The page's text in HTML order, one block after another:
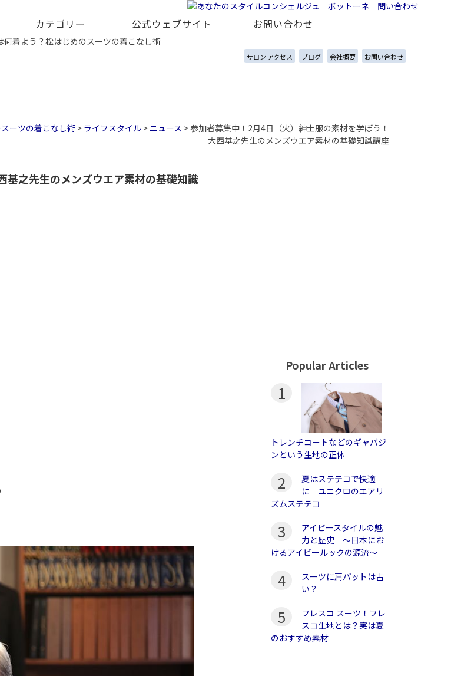
カテゴリー 公式ウェブサイト お問い合わせ
サロン アクセス ブログ 会社概要 お問い合わせ
ーツの着こなし術 > ライフスタイル > ニュース >参加者募集中！2月4日（火）紳士服の素材を学ぼう！
大西基之先生のメンズウエア素材の基礎知識講座
之先生のメンズウエア素材の基礎知識
Popular Articles
1
トレンチコートなどのギャバジ
ンという生地の正体
2
夏はステテコで快適
に ユニクロのエアリ
ズムステテコ
3
アイビースタイルの魅
力と歴史 〜日本にお
けるアイビールックの源流〜
4
スーツに肩パットは古
い？
5
フレスコ スーツ！フレ
スコ生地とは？実は夏
のおすすめ素材